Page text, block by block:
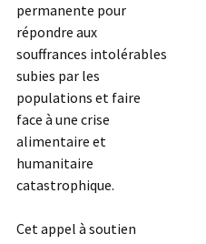
permanente pour
répondre aux
souffrances intolérables
subies par les
populations et faire
face à une crise
alimentaire et
humanitaire
catastrophique.
Cet appel à soutien